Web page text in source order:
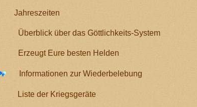
Jahreszeiten
Überblick über das Göttlichkeits-System
Erzeugt Eure besten Helden
Informationen zur Wiederbelebung
Liste der Kriegsgeräte